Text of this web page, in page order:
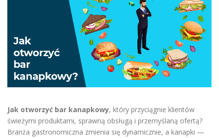
Jak otworzyć bar kanapkowy, który przyciągnie klientów
świeżymi produktami, sprawną obsługą i przemyślaną ofertą?
Branża gastronomiczna zmienia się dynamicznie, a kanapki —